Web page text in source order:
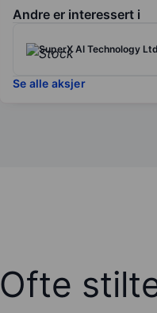
Andre er interessert i
SuperX AI Technology Ltd
Se alle aksjer
Ofte